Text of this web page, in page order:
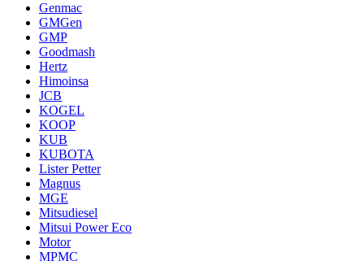
Genmac
GMGen
GMP
Goodmash
Hertz
Himoinsa
JCB
KOGEL
KOOP
KUB
KUBOTA
Lister Petter
Magnus
MGE
Mitsudiesel
Mitsui Power Eco
Motor
MPMC